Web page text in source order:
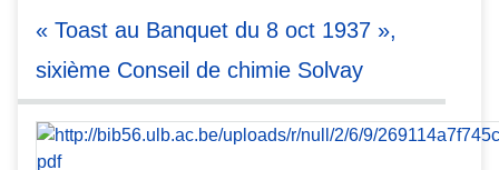
« Toast au Banquet du 8 oct 1937 »,
sixième Conseil de chimie Solvay